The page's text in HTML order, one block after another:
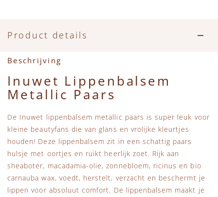
Zwemkleding
Feestkleding
Beren, Speendoekjes en Knuffeldoekjes
Tassen
Verzorgingsproducten
Mini Rodini
+1 in the family
New Balance
Play Up
Sproet & Sprout
Tiny Cottons
Product details
Beschrijving
Inuwet Lippenbalsem
Metallic Paars
De Inuwet lippenbalsem metallic paars is super leuk voor
kleine beautyfans die van glans en vrolijke kleurtjes
houden! Deze lippenbalsem zit in een schattig paars
hulsje met oortjes en ruikt heerlijk zoet. Rijk aan
sheaboter, macadamia-olie, zonnebloem, ricinus en bio
carnauba wax, voedt, herstelt, verzacht en beschermt je
lippen voor absoluut comfort. De lippenbalsem maakt je